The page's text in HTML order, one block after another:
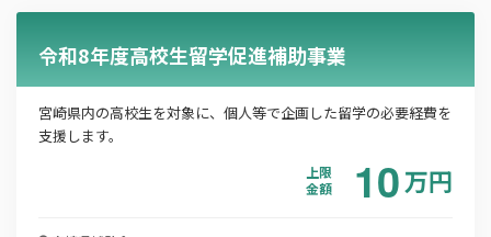
「PDF資料ダウンロード」ボタンを押下した時点
令和8年度高校生留学促進補助事業
宮崎県内の高校生を対象に、個人等で企画した留学の必要経費を
支援します。
上限
金額
10万円